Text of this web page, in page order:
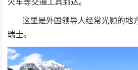
这里是外国领导人经常光顾的地
瑞士。